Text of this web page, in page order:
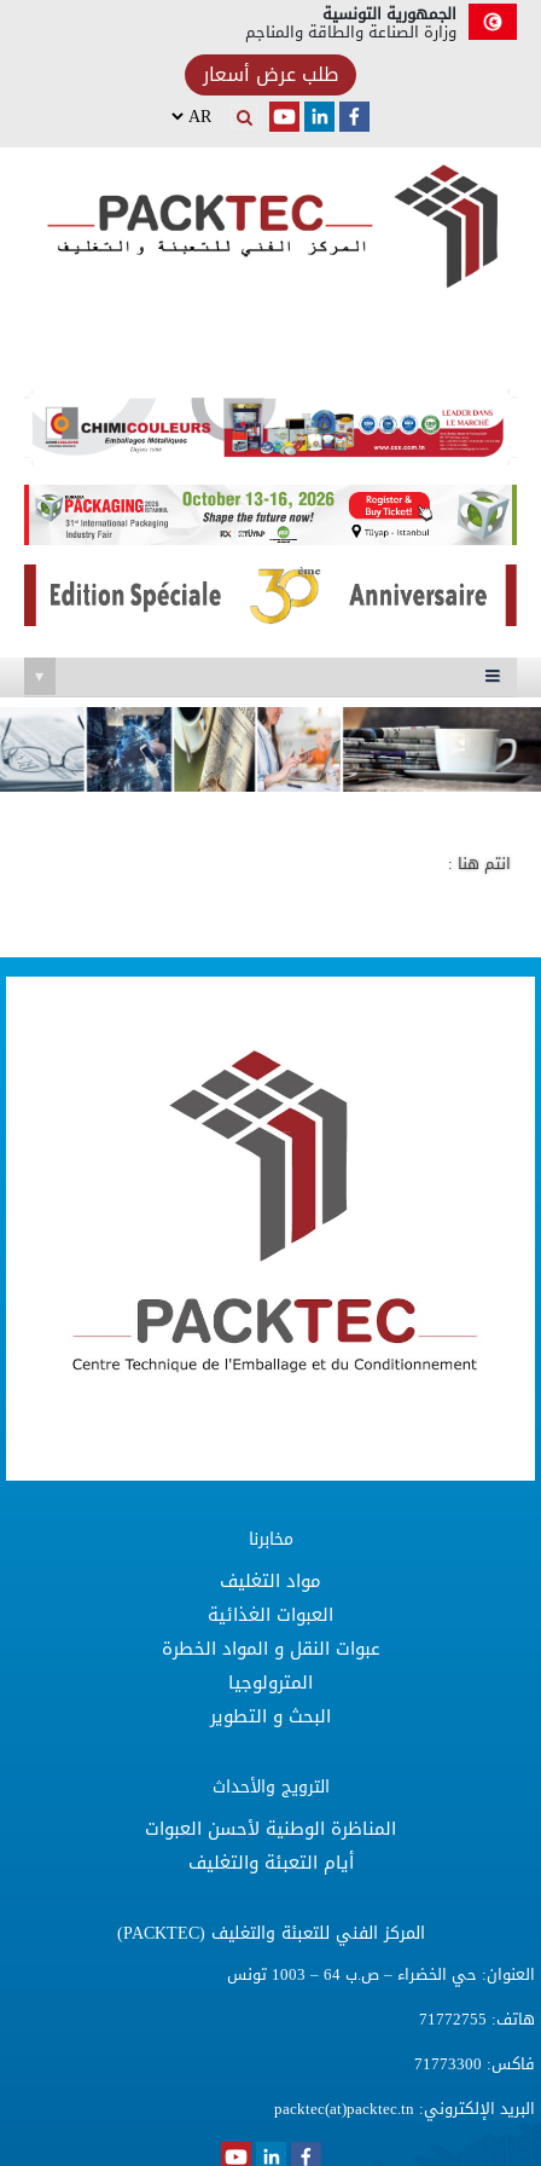
الجمهورية التونسية
وزارة الصناعة والطاقة والمناجم
طلب عرض أسعار

انتم هنا :
مخابرنا
مواد التغليف
العبوات الغذائية
عبوات النقل و المواد الخطرة
المترولوجيا
البحث و التطوير
الترويج والأحداث
المناظرة الوطنية لأحسن العبوات
أيام التعبئة والتغليف
المركز الفني للتعبئة والتغليف (PACKTEC)
حي الخضراء – ص.ب 64 – 1003 تونس
71772755
71773300
الإلكتروني:packtec(at)packtec.tn